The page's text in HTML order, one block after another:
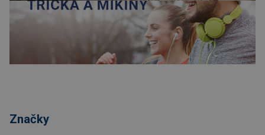
Značky